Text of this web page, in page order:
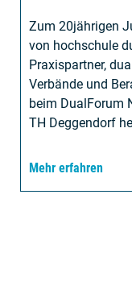
Zum 20jährigen
von hochschule
Praxispartner,
Verbände und
beim DualForum
TH Deggendorf
Mehr erfahren